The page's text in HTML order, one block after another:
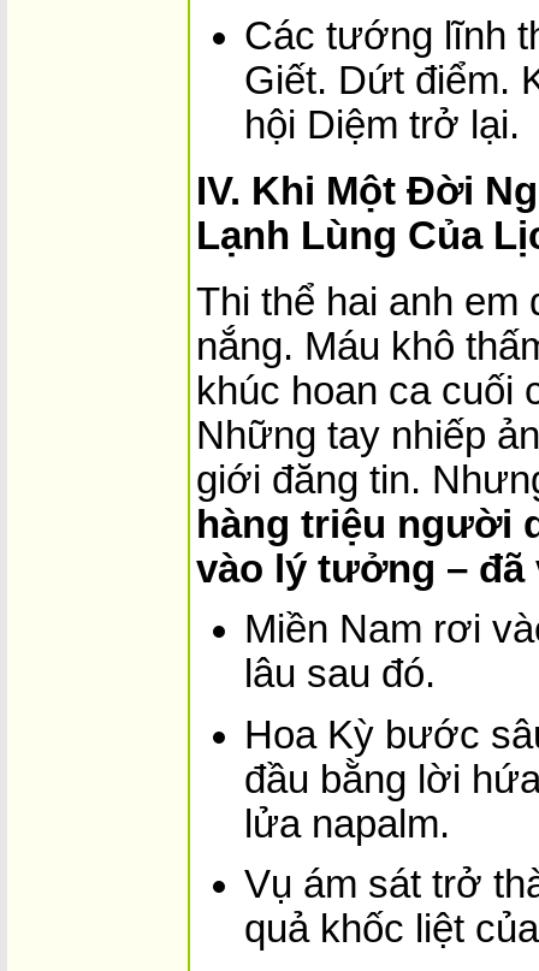
Các tướng lĩnh
Giết. Dứt điểm.
hội Diệm trở lại.
IV. Khi Một Đời
Lạnh Lùng Của
Thi thể hai anh
nắng. Máu khô
khúc hoan ca cuối
Những tay nhiếp
giới đăng tin.
hàng triệu người
vào lý tưởng – đã
Miền Nam rơi
lâu sau đó.
Hoa Kỳ bước
đầu bằng lời
lửa napalm.
Vụ ám sát trở
quả khốc liệt